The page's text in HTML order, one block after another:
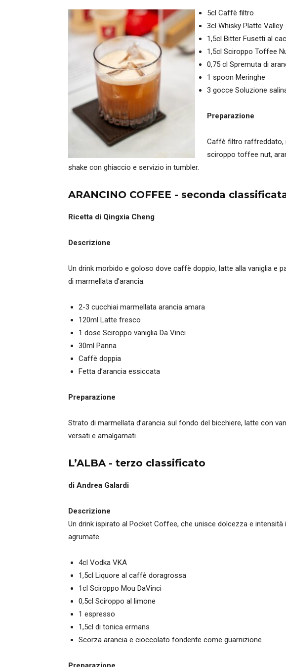
5cl Caffè filtro
3cl Whisky Platte Valley
1,5cl Bitter Fusetti al
1,5cl Sciroppo Toffee
0,75 cl Spremuta di
1 spoon Meringhe
3 gocce Soluzione
Preparazione
Caffè filtro raffreddato,
sciroppo toffee nut,
shake con ghiaccio e servizio in tumbler.
ARANCINO COFFEE - seconda
Ricetta di Qingxia Cheng
Descrizione
Un drink morbido e goloso dove caffè doppio, latte alla vaniglia e
di marmellata d’arancia.
2-3 cucchiai marmellata arancia amara
120ml Latte fresco
1 dose Sciroppo vaniglia Da Vinci
30ml Panna
Caffè doppia
Fetta d’arancia essiccata
Preparazione
Strato di marmellata d’arancia sul fondo del bicchiere, latte con
versati e amalgamati.
L’ALBA - terzo classificato
di Andrea Galardi
Descrizione
Un drink ispirato al Pocket Coffee, che unisce dolcezza e
agrumate.
4cl Vodka VKA
1,5cl Liquore al caffè doragrossa
1cl Sciroppo Mou DaVinci
0,5cl Sciroppo al limone
1 espresso
1,5cl di tonica ermans
Scorza arancia e cioccolato fondente come guarnizione